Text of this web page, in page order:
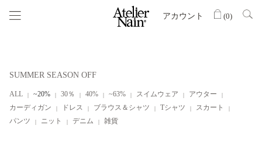
アカウント (0)
SUMMER SEASON OFF
ALL ~20% 30％ 40% ~63% スイムウェア
アウター
カーディガン
ドレス ブラウス＆シャツ Tシャツ
スカート
パンツ
ニット デニム 雑貨